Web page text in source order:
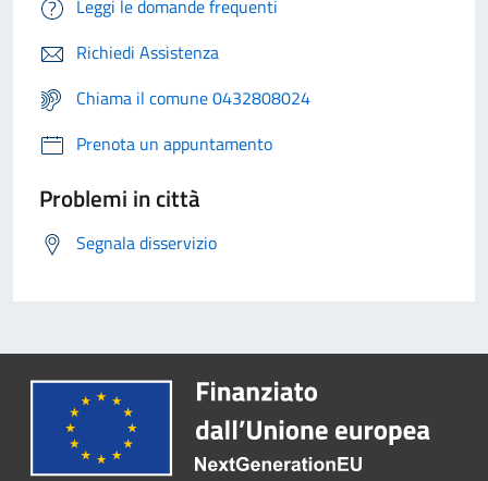
Leggi le domande frequenti
Richiedi Assistenza
Chiama il comune 0432808024
Prenota un appuntamento
Problemi in città
Segnala disservizio